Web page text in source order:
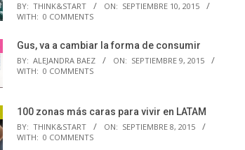
BY: THINK&START ON: SEPTIEMBRE 10, 2015
WITH: 0 COMMENTS
Gus, va a cambiar la forma de consumir
BY: ALEJANDRA BAEZ ON: SEPTIEMBRE 9, 2015
WITH: 0 COMMENTS
100 zonas más caras para vivir en LATAM
BY: THINK&START ON: SEPTIEMBRE 8, 2015
WITH: 0 COMMENTS